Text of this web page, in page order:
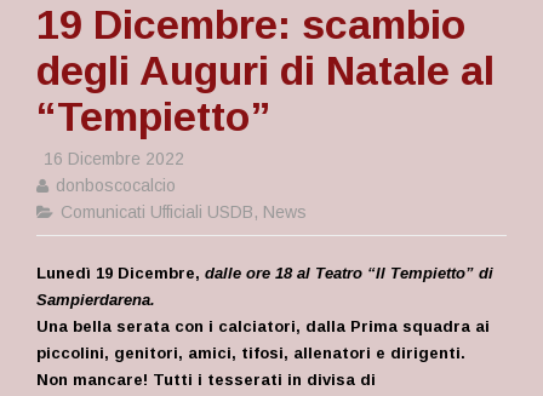
19 Dicembre: scambio
degli Auguri di Natale al
“Tempietto”
16 Dicembre 2022
donboscocalcio
Comunicati Ufficiali USDB, News
Lunedì 19 Dicembre, dalle ore 18 al Teatro “Il Tempietto” di
Sampierdarena.
Una bella serata con i calciatori, dalla Prima squadra ai
piccolini, genitori, amici, tifosi, allenatori e dirigenti.
Non mancare! Tutti i tesserati in divisa di